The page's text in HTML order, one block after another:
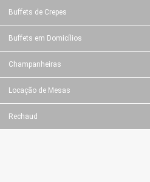
Buffets de Crepes
Buffets em Domicílios
Champanheiras
Locação de Mesas
Rechaud